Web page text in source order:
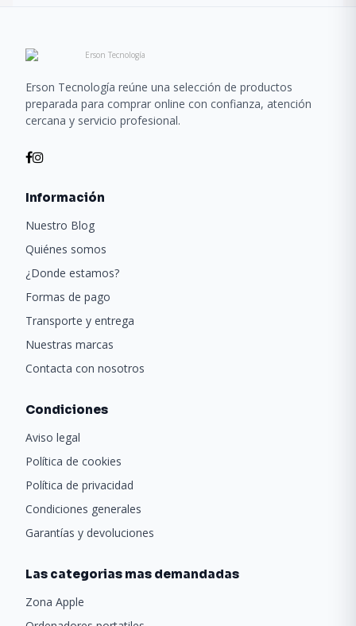
Erson Tecnología reúne una selección de productos
preparada para comprar online con confianza, atención
cercana y servicio profesional.
Información
Nuestro Blog
Quiénes somos
¿Donde estamos?
Formas de pago
Transporte y entrega
Nuestras marcas
Contacta con nosotros
Condiciones
Aviso legal
Política de cookies
Política de privacidad
Condiciones generales
Garantías y devoluciones
Las categorias mas demandadas
Zona Apple